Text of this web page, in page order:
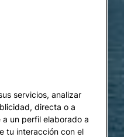
servicios, analizar
directa o a
un perfil elaborado a
tu interacción con el